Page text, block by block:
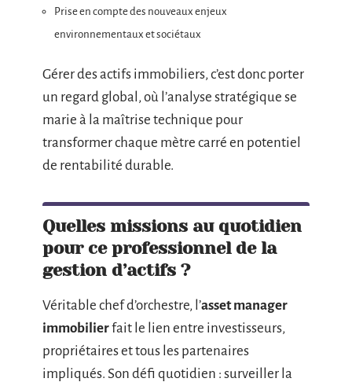
Prise en compte des nouveaux enjeux
environnementaux et sociétaux
Gérer des actifs immobiliers, c’est donc porter
un regard global, où l’analyse stratégique se
marie à la maîtrise technique pour
transformer chaque mètre carré en potentiel
de rentabilité durable.
Quelles missions au quotidien
pour ce professionnel de la
gestion d’actifs ?
Véritable chef d’orchestre, l’asset manager
immobilierfait le lien entre investisseurs,
propriétaires et tous les partenaires
impliqués. Son défi quotidien : surveiller la